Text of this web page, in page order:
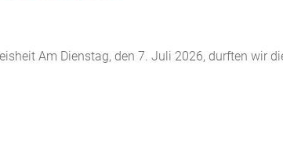
Am Dienstag, den 7. Juli 2026, durften wir